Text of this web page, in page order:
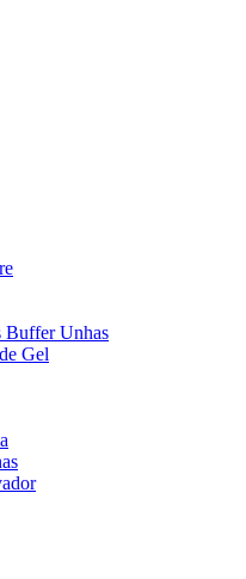
Buffer Unhas
Gel